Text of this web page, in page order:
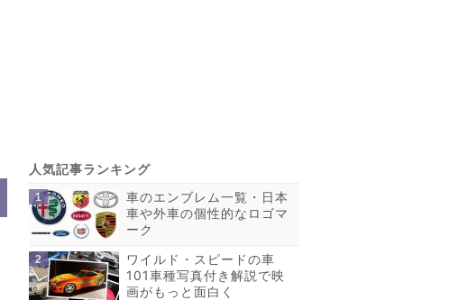
車のエンブレム一覧・日本
車や外車の個性的なロゴマ
ーク
ワイルド・スピードの車
101車種写真付き解説で映
画がもっと面白く